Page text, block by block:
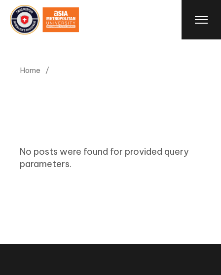
the
content
Home
No posts were found for provided query
parameters.